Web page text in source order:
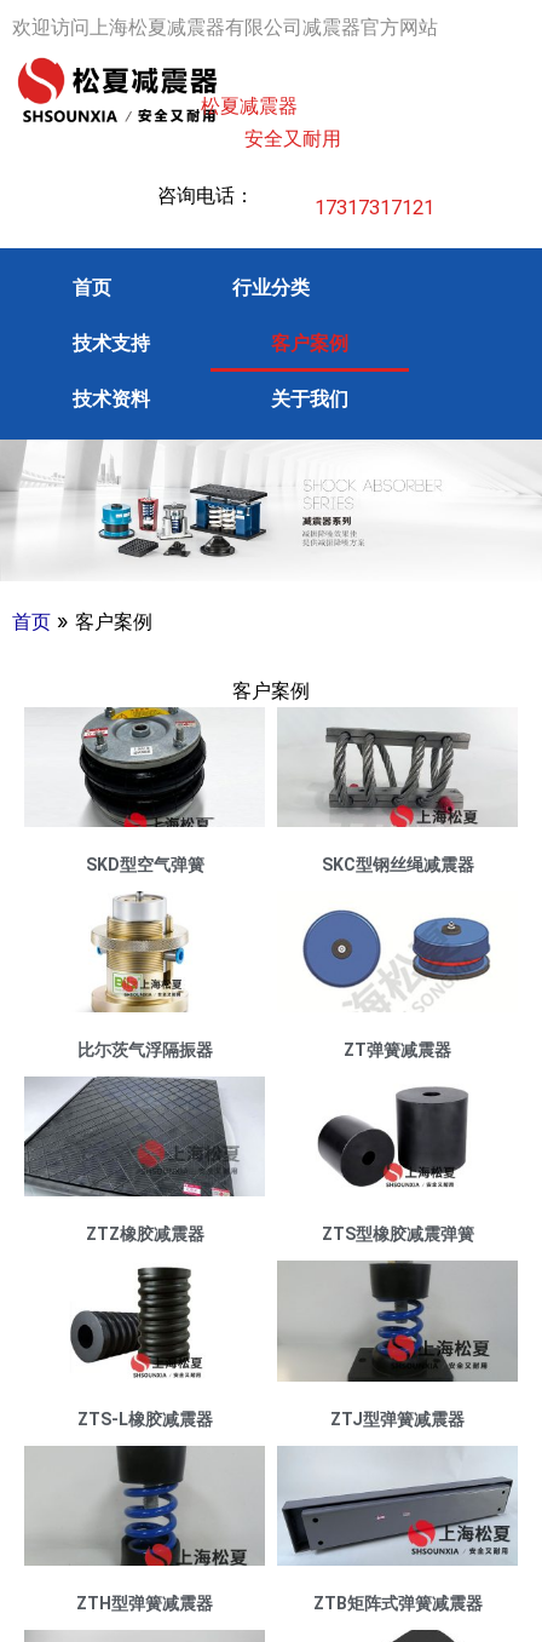
跳
欢迎访问上海松夏减震器有限公司减震器官方网站
松夏减震器
安全又耐用
咨询电话：
17317317121
首页 行业分类
技术支持 客户案例
技术资料 关于我们
首页 » 客户案例
客户案例
SKD型空气弹簧 SKC型钢丝绳减震器
比尓茨气浮隔振器 ZT弹簧减震器
ZTZ橡胶减震器 ZTS型橡胶减震弹簧
ZTS-L橡胶减震器 ZTJ型弹簧减震器
ZTH型弹簧减震器 ZTB矩阵式弹簧减震器